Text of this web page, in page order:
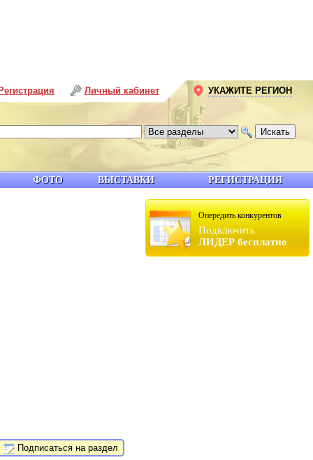
Опередить конкурентов
Подключить
ЛИДЕР бесплатно
Подписаться на раздел
ФОТО ВЫСТАВКИ РЕГИСТРАЦИЯ
Личный кабинет УКАЖИТЕ РЕГИОН